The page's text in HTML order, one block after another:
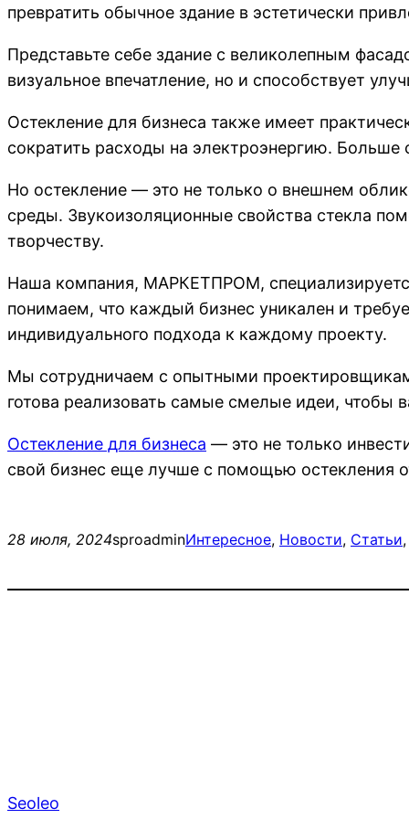
превратить обычное здание в эстетически
Представьте себе здание с великолепным
визуальное впечатление, но и способствует
Остекление для бизнеса также имеет
сократить расходы на электроэнергию.
Но остекление — это не только о внешнем
среды. Звукоизоляционные свойства стекла
творчеству.
Наша компания, МАРКЕТПРОМ,
понимаем, что каждый бизнес уникален и
индивидуального подхода к каждому проекту.
Мы сотрудничаем с опытными
готова реализовать самые смелые идеи, чтобы
Остекление для бизнеса — это не только
свой бизнес еще лучше с помощью
28 июля, 2024sproadminИнтересное, Новости, Статьи
Seoleo